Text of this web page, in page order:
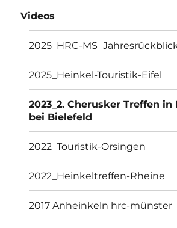
Videos
2025_HRC-
2025_Heinkel-Touristik-Eifel
2023_2. Cherusker Treffen in
bei Bielefeld
2022_Touristik-Orsingen
2022_Heinkeltreffen-Rheine
2017 Anheinkeln hrc-münster